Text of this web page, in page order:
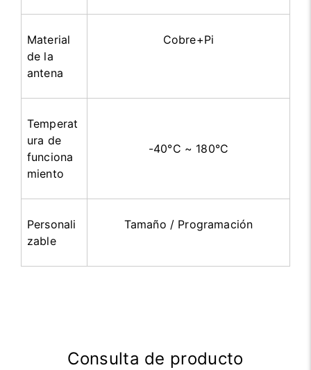
Material
de la
antena
Cobre+Pi
Temperat
ura de
funciona
miento
-40°C ~ 180°C
Personali
zable
Tamaño / Programación
Consulta de producto